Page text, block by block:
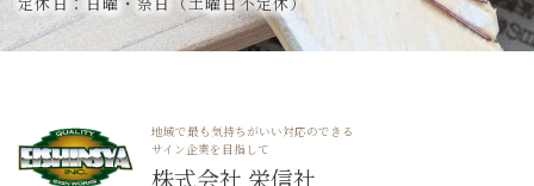
地域で最も気持ちがいい対応のできる
サイン企業を目指して
株式会社 栄信社